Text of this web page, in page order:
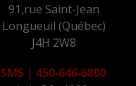
91,rue Saint-Jean
Longueuil (Québec)
J4H 2W8
SMS | 450-646-6800